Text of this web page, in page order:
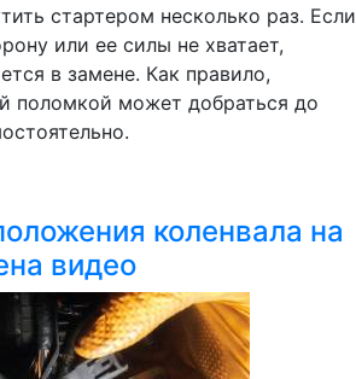
стартером несколько раз. Если
или ее силы не хватает,
в замене. Как правило,
поломкой может добраться до
коленвала на
видео